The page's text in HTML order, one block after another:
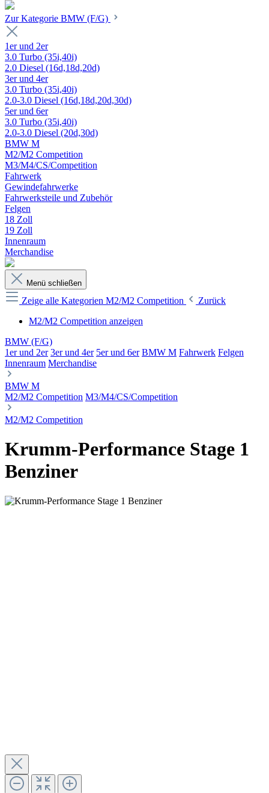
Zur Kategorie BMW (F/G)
1er und 2er
3.0 Turbo (35i,40i)
2.0 Diesel (16d,18d,20d)
3er und 4er
3.0 Turbo (35i,40i)
2.0-3.0 Diesel (16d,18d,20d,30d)
5er und 6er
3.0 Turbo (35i,40i)
2.0-3.0 Diesel (20d,30d)
BMW M
M2/M2 Competition
M3/M4/CS/Competition
Fahrwerk
Gewindefahrwerke
Fahrwerksteile und Zubehör
Felgen
18 Zoll
19 Zoll
Innenraum
Merchandise
Menü schließen
Zeige alle Kategorien M2/M2 Competition
Zurück
M2/M2 Competition anzeigen
BMW (F/G)
1er und 2er 3er und 4er 5er und 6er BMW M Fahrwerk Felgen
Innenraum Merchandise
BMW M
M2/M2 Competition M3/M4/CS/Competition
M2/M2 Competition
Krumm-Performance Stage 1
Benziner